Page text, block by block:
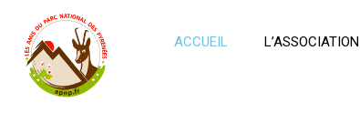
ACCUEIL L’ASSOCIATION